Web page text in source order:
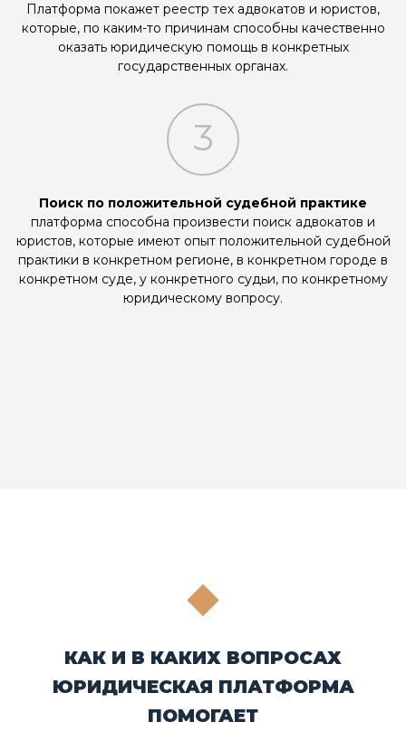
Платформа покажет реестр тех адвокатов и юристов,
которые, по каким-то причинам способны качественно
оказать юридическую помощь в конкретных
государственных органах.
3
Поиск по положительной судебной практике
платформа способна произвести поиск адвокатов и
юристов, которые имеют опыт положительной судебной
практики в конкретном регионе, в конкретном городе в
конкретном суде, у конкретного судьи, по конкретному
юридическому вопросу.
КАК И В КАКИХ ВОПРОСАХ
ЮРИДИЧЕСКАЯ ПЛАТФОРМА
ПОМОГАЕТ